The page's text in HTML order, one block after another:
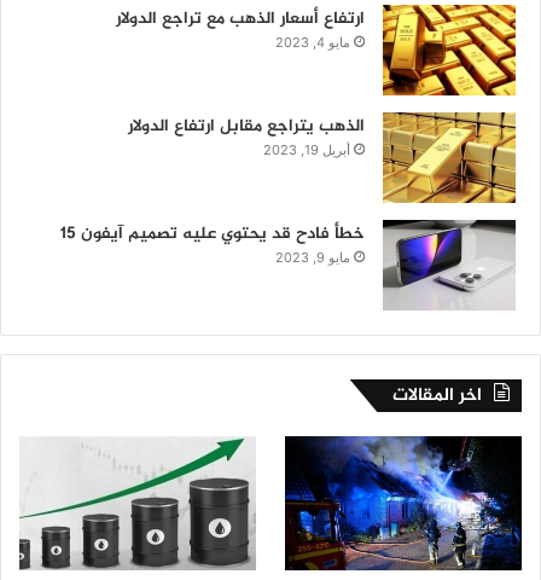
ارتفاع أسعار الذهب مع تراجع الدولار
مايو 4, 2023
الذهب يتراجع مقابل ارتفاع الدولار
أبريل 19, 2023
خطأ فادح قد يحتوي عليه تصميم آيفون 15
مايو 9, 2023
اخر المقالات